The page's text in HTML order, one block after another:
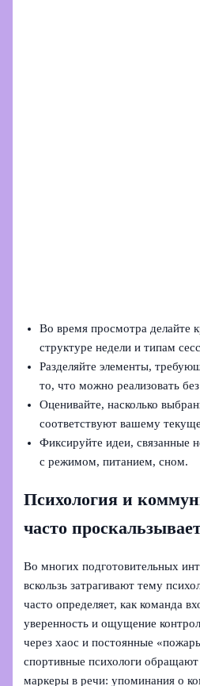
Во время просмотра делайте
структуре недели и типам
Разделяйте элементы,
то, что можно реализовать
Оценивайте, насколько
соответствуют вашему
Фиксируйте идеи, связанные
с режимом, питанием, сном.
Психология и
часто
Во многих подготовительных
вскользь затрагивают тему
часто определяет, как команда
уверенность и ощущение
через хаос и постоянные
спортивные психологи
маркеры в речи: упоминания о